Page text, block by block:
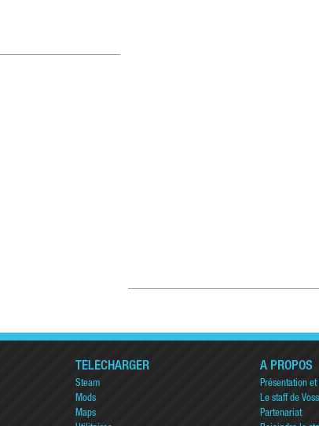
TÉLÉCHARGER
Steam
Mods
Maps
A PROPOS
Présentation
Le staff de
Partenariat